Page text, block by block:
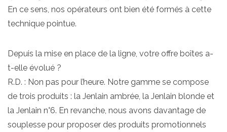
En ce sens, nos opérateurs ont bien été formés à cette
technique pointue.
Depuis la mise en place de la ligne, votre offre boîtes a-
t-elle évolué ?
R.D. : Non pas pour l’heure. Notre gamme se compose
de trois produits : la Jenlain ambrée, la Jenlain blonde et
la Jenlain n°6. En revanche, nous avons davantage de
souplesse pour proposer des produits promotionnels